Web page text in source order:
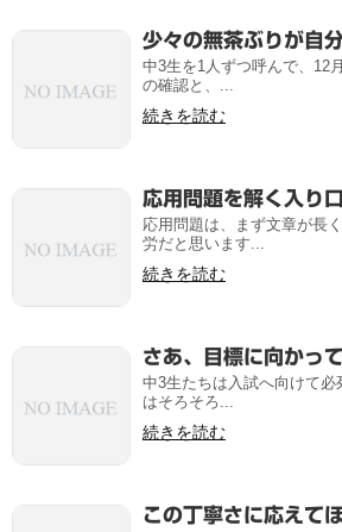
少々の無茶ぶりが自
中3生を1人ずつ呼んで、12
の確認と、...
続きを読む
応用問題を解く入り口
応用問題は、まず文章が長
労だと思います...
続きを読む
さあ、目標に向かって
中3生たちは入試へ向けて必
はそろそろ...
続きを読む
この丁寧さに応えて